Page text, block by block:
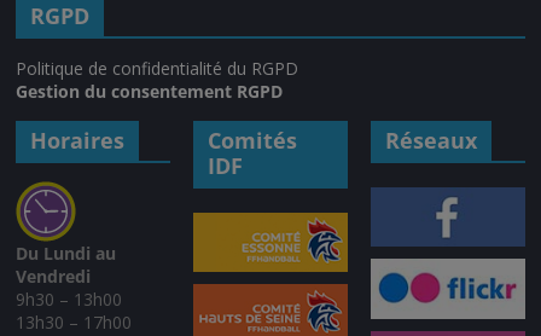
RGPD
Politique de confidentialité du RGPD
Gestion du consentement RGPD
Horaires
Du Lundi au
Vendredi
9h30 – 13h00
13h30 – 17h00
Comités
IDF
Réseaux